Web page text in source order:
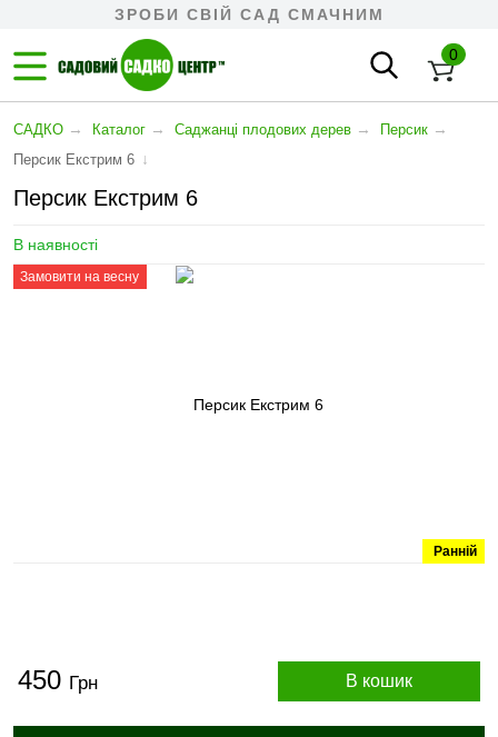
ЗРОБИ СВІЙ САД СМАЧНИМ
0
САДКО → Каталог → Cаджанці плодових дерев → Персик →
Персик Екстрим 6 ↓
Персик Екстрим 6
В наявності
Замовити на весну
Ранній
450 Грн В кошик